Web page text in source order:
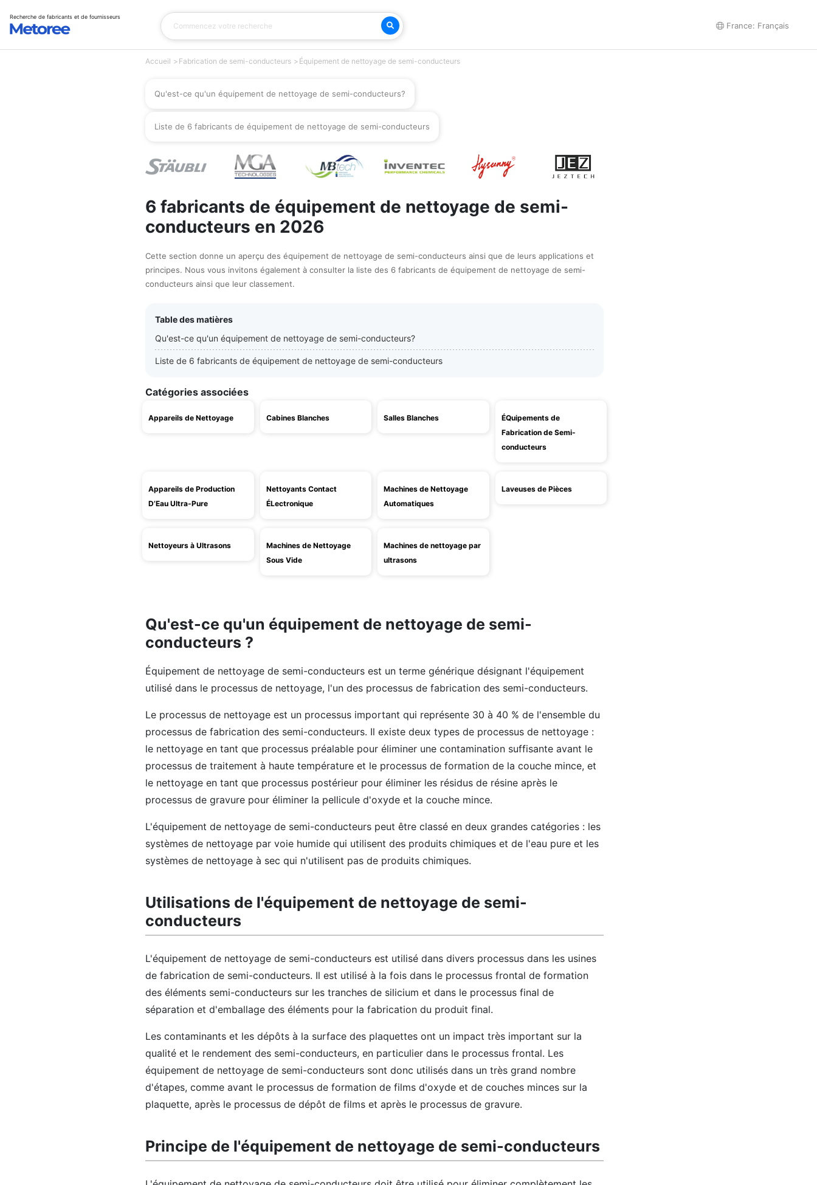
Recherche de fabricants et de fournisseurs
France: Français
Accueil Fabrication de semi-conducteurs Équipement de nettoyage de semi-conducteurs
Qu'est-ce qu'un équipement de nettoyage de semi-conducteurs?
Liste de 6 fabricants de équipement de nettoyage de semi-conducteurs
6 fabricants de équipement de nettoyage de semi-
conducteurs en 2026
Cette section donne un aperçu des équipement de nettoyage de semi-conducteurs ainsi que de leurs applications et
principes. Nous vous invitons également à consulter la liste des 6 fabricants de équipement de nettoyage de semi-
conducteurs ainsi que leur classement.
Table des matières
Qu'est-ce qu'un équipement de nettoyage de semi-conducteurs?
Liste de 6 fabricants de équipement de nettoyage de semi-conducteurs
Catégories associées
Appareils de Nettoyage Cabines Blanches Salles Blanches
ÉQuipements de
Fabrication de Semi-
conducteurs
Appareils de Production
D’Eau Ultra-Pure
Nettoyants Contact
ÉLectronique
Machines de Nettoyage
Automatiques
Laveuses de Pièces
Nettoyeurs à Ultrasons
Machines de Nettoyage
Sous Vide
Machines de nettoyage par
ultrasons
Qu'est-ce qu'un équipement de nettoyage de semi-
conducteurs ?
Équipement de nettoyage de semi-conducteurs est un terme générique désignant l'équipement
utilisé dans le processus de nettoyage, l'un des processus de fabrication des semi-conducteurs.
Le processus de nettoyage est un processus important qui représente 30 à 40 % de l'ensemble du
processus de fabrication des semi-conducteurs. Il existe deux types de processus de nettoyage :
le nettoyage en tant que processus préalable pour éliminer une contamination suffisante avant le
processus de traitement à haute température et le processus de formation de la couche mince, et
le nettoyage en tant que processus postérieur pour éliminer les résidus de résine après le
processus de gravure pour éliminer la pellicule d'oxyde et la couche mince.
L'équipement de nettoyage de semi-conducteurs peut être classé en deux grandes catégories : les
systèmes de nettoyage par voie humide qui utilisent des produits chimiques et de l'eau pure et les
systèmes de nettoyage à sec qui n'utilisent pas de produits chimiques.
Utilisations de l'équipement de nettoyage de semi-
conducteurs
L'équipement de nettoyage de semi-conducteurs est utilisé dans divers processus dans les usines
de fabrication de semi-conducteurs. Il est utilisé à la fois dans le processus frontal de formation
des éléments semi-conducteurs sur les tranches de silicium et dans le processus final de
séparation et d'emballage des éléments pour la fabrication du produit final.
Les contaminants et les dépôts à la surface des plaquettes ont un impact très important sur la
qualité et le rendement des semi-conducteurs, en particulier dans le processus frontal. Les
équipement de nettoyage de semi-conducteurs sont donc utilisés dans un très grand nombre
d'étapes, comme avant le processus de formation de films d'oxyde et de couches minces sur la
plaquette, après le processus de dépôt de films et après le processus de gravure.
Principe de l'équipement de nettoyage de semi-conducteurs